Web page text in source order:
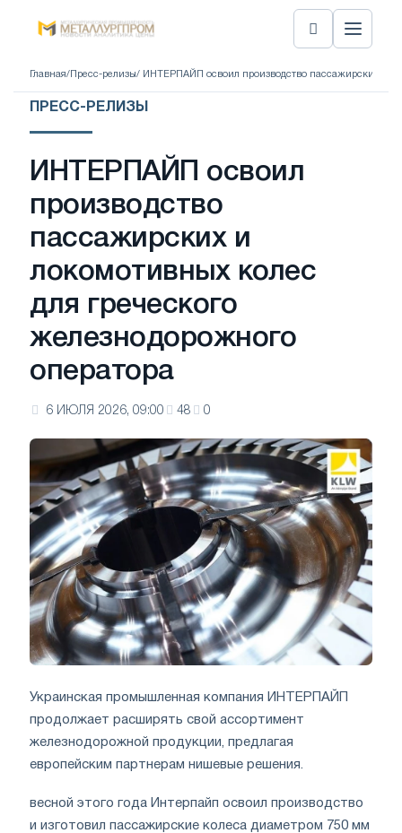
Главная/ Пресс-релизы/ ИНТЕРПАЙП освоил производство пассажирских и
ПРЕСС-РЕЛИЗЫ
ИНТЕРПАЙП освоил
производство
пассажирских и
локомотивных колес
для греческого
железнодорожного
оператора
6 ИЮЛЯ 2026, 09:00 48 0
Украинская промышленная компания ИНТЕРПАЙП
продолжает расширять свой ассортимент
железнодорожной продукции, предлагая
европейским партнерам нишевые решения.
весной этого года Интерпайп освоил производство
и изготовил пассажирские колеса диаметром 750 мм